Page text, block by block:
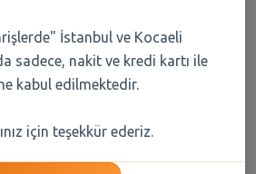
Ml
Red Bull Enerji İçeceği 250 Ml
İstanbul ve Kocaeli
sadece, nakit ve kredi kartı ile
kabul edilmektedir.
için teşekkür ederiz.